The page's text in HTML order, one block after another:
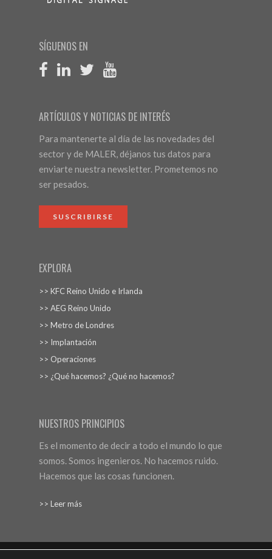
SÍGUENOS EN
ARTÍCULOS Y NOTICIAS DE INTERÉS
Para mantenerte al día de las novedades del
sector y de MALER, déjanos tus datos para
enviarte nuestra newsletter. Prometemos no
ser pesados.
SUSCRIBIRSE
EXPLORA
>> KFC Reino Unido e Irlanda
>> AEG Reino Unido
>> Metro de Londres
>> Implantación
>> Operaciones
>> ¿Qué hacemos? ¿Qué no hacemos?
NUESTROS PRINCIPIOS
Es el momento de decir a todo el mundo lo que
somos. Somos ingenieros. No hacemos ruido.
Hacemos que las cosas funcionen.
>> Leer más